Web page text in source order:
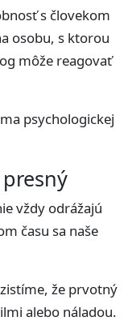
s človekom
osobu, s ktorou
môže reagovať
psychologickej
vždy odrážajú
času sa naše
že prvotný
alebo náladou.